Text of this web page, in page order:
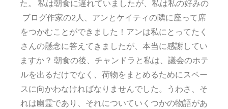
た。 私は朝食に遅れていましたが、私は私の好みの
ブログ作家の2人、アンとケイティの隣に座って席
をつかむことができました！アンは私にとってたく
さんの懸念に答えてきましたが、本当に感謝してい
ますか？ 朝食の後、チャンドラと私は、議会のホテ
ルを出るだけでなく、荷物をまとめるためにスペー
スに向かわなければなりませんでした。うわさ、そ
れは幽霊であり、それについていくつかの物語があ